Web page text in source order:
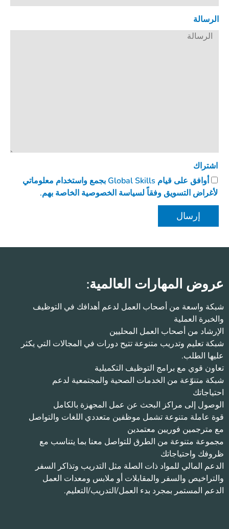
الرسالة
اشتراك
أوافق على قيام Global Skills بجمع واستخدام معلوماتي
لأغراض التسويق وفقاً لسياسة الخصوصية الخاصة بهم.
عروض المهارات العالمية:
شبكة واسعة من أصحاب العمل لدعم أهدافك في التوظيف
والخبرة العملية
الإرشاد من أصحاب العمل المحليين
شبكة تعليم وتدريب متنوعة تتيح دورات في المجالات التي يكثر
عليها الطلب.
تعاون قوي مع برامج التوظيف التكميلية
شبكة متنوّعة من الخدمات الصحية والمجتمعية لدعم
احتياجاتك
الوصول إلى مراكز البحث عن عمل المجهزة بالكامل
قوة عاملة متنوعة تشمل موظفين متعددي اللغات والتواصل
مع مترجمين فوريين معتمدين
مجموعة متنوعة من الطرق للتواصل معنا بما يتناسب مع
ظروفك واحتياجاتك
الدعم المالي للمواد ذات الصلة مثل التدريب وتذاكر السفر
والتراخيص والسفر والمقابلات أو ملابس ومعدات العمل
الدعم المستمر بمجرد بدء العمل/التدريب/التعليم.